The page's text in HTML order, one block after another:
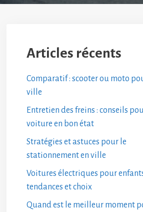
Articles récents
Comparatif : scooter ou moto
ville
Entretien des freins : conseils
voiture en bon état
Stratégies et astuces pour le
stationnement en ville
Voitures électriques pour
tendances et choix
Quand est le meilleur moment